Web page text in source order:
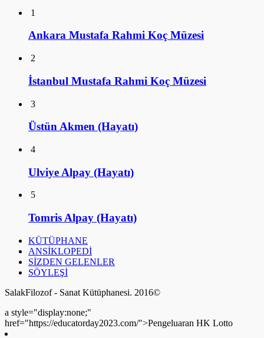
1
Ankara Mustafa Rahmi Koç Müzesi
2
İstanbul Mustafa Rahmi Koç Müzesi
3
Üstün Akmen (Hayatı)
4
Ulviye Alpay (Hayatı)
5
Tomris Alpay (Hayatı)
KÜTÜPHANE
ANSİKLOPEDİ
SİZDEN GELENLER
SÖYLEŞİ
SalakFilozof - Sanat Kütüphanesi. 2016©
a style="display:none;"
href="https://educatorday2023.com/">Pengeluaran HK Lotto